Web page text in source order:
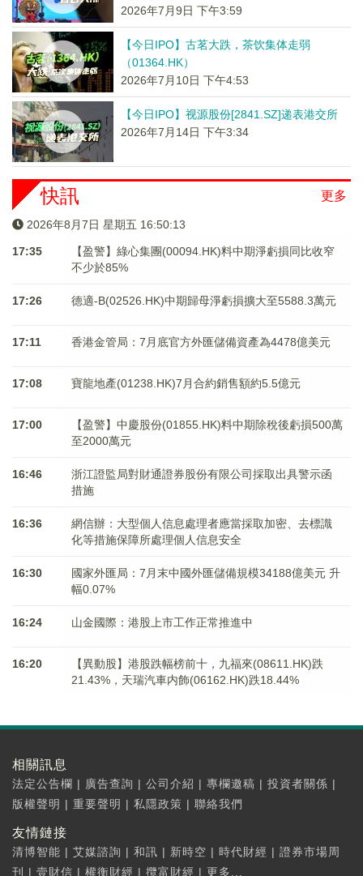
2026年7月9日 下午3:59
【今日IPO】古茗大跌，茶饮集体走弱
（01364.HK）
2026年7月10日 下午4:53
【今日IPO】视源股份[2841.SZ]递表港交所
2026年7月14日 下午3:34
更多
快訊
2026年8月7日 星期五 16:50:13
17:35
【盈警】綠心集團(00094.HK)料中期淨虧損同比收窄
不少於85%
17:26 德適-B(02526.HK)中期歸母淨虧損擴大至5588.3萬元
17:11 香港金管局：7月底官方外匯儲備資產為4478億美元
17:08 寶龍地產(01238.HK)7月合約銷售額約5.5億元
17:00
【盈警】中慶股份(01855.HK)料中期除稅後虧損500萬
至2000萬元
16:46
浙江證監局對財通證券股份有限公司採取出具警示函
措施
16:36
網信辦：大型個人信息處理者應當採取加密、去標識
化等措施保障所處理個人信息安全
16:30
國家外匯局：7月末中國外匯儲備規模34188億美元 升
幅0.07%
16:24 山金國際：港股上市工作正常推進中
16:20
【異動股】港股跌幅榜前十，九福來(08611.HK)跌
21.43%，天瑞汽車内飾(06162.HK)跌18.44%
相關訊息
法定公告欄 | 廣告查詢 | 公司介紹 | 專欄邀稿 | 投資者關係 |
版權聲明 | 重要聲明 | 私隱政策 | 聯絡我們
友情鏈接
清博智能 | 艾媒諮詢 | 和訊 | 新時空 | 時代財經 | 證券市場周
刊
| 壹財信 | 權衡財經 | 攬富財經 | 更多...